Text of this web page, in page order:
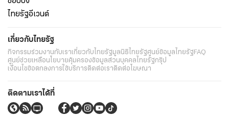
ไทยรัฐอีเวนต์
เกี่ยวกับไทยรัฐ
กิจกรรมร่วมงานกับเราเกี่ยวกับไทยรัฐมูลนิธิไทยรัฐศูนย์ข้อมูลไทยรัฐFAQ
ศูนย์ช่วยเหลือนโยบายคุ้มครองข้อมูลส่วนบุคคลไทยรัฐกรุ๊ป
เงื่อนไขข้อตกลงการใช้บริการติดต่อเราติดต่อโฆษณา
ติดตามเราได้ที่